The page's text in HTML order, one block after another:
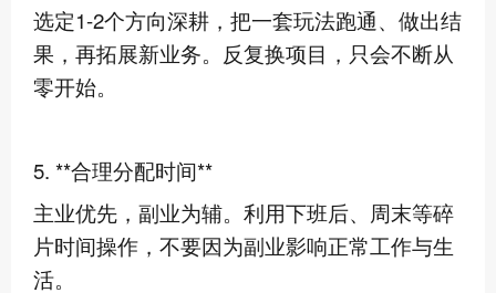
选定1-2个方向深耕，把一套玩法跑通、做出结
果，再拓展新业务。反复换项目，只会不断从
零开始。
5. **合理分配时间**
主业优先，副业为辅。利用下班后、周末等碎
片时间操作，不要因为副业影响正常工作与生
活。